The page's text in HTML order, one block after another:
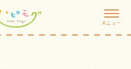
メニュー